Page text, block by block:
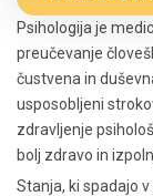
Psihologija je
preučevanje
čustvena in
usposobljeni
zdravljenje
bolj zdravo in
Stanja, ki spadajo